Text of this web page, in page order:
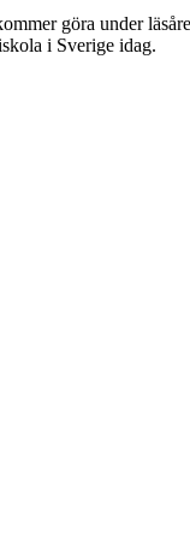
göra under
i Sverige idag.